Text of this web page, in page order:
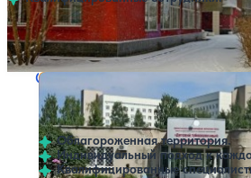
Профилей лечения:5
Санаторий Детский
4.52 отзыва
Барнаул
Облагороженная территория.
Индивидуальный подход к
Квалифицированные
Нет цен или свободных
Выбрать другой